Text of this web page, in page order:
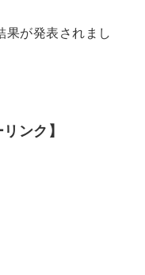
果が発表されまし
ンク】